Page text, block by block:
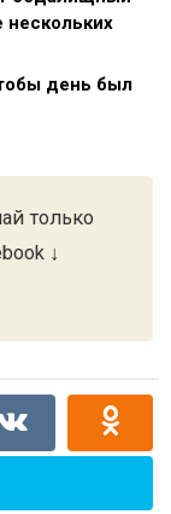
нескольких
день был
только
↓